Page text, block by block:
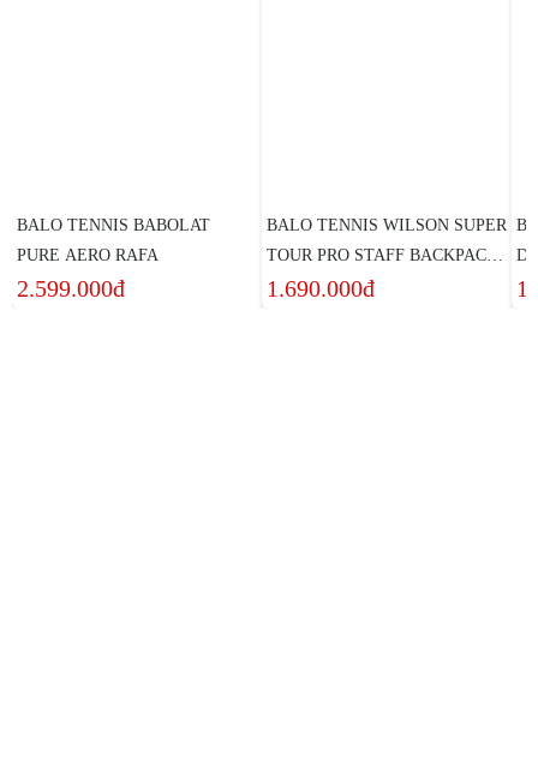
BALO TENNIS BABOLAT
PURE AERO RAFA
2.599.000đ
BALO TENNIS WILSON SUPER
TOUR PRO STAFF BACKPACK
- Đen
1.690.000đ